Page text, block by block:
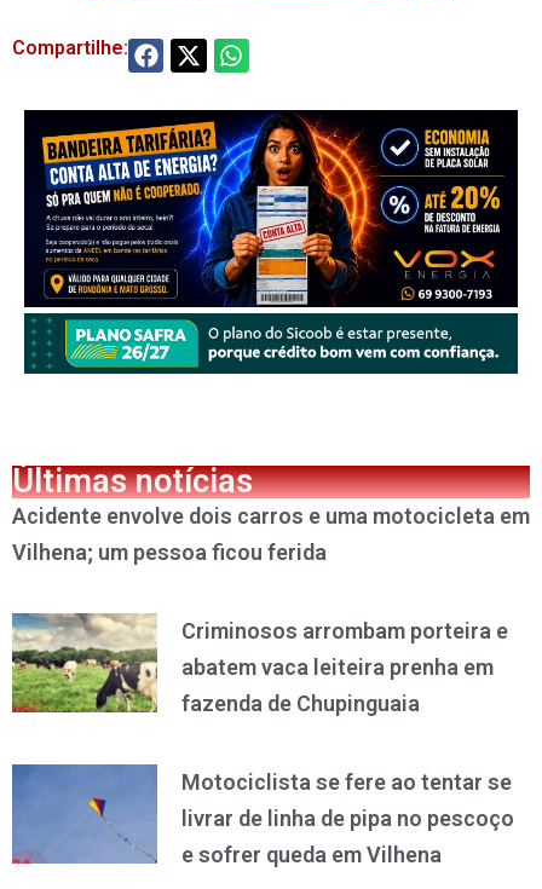
Compartilhe:
Últimas notícias
Acidente envolve dois carros e uma motocicleta em
Vilhena; um pessoa ficou ferida
Criminosos arrombam porteira e
abatem vaca leiteira prenha em
fazenda de Chupinguaia
Motociclista se fere ao tentar se
livrar de linha de pipa no pescoço
e sofrer queda em Vilhena